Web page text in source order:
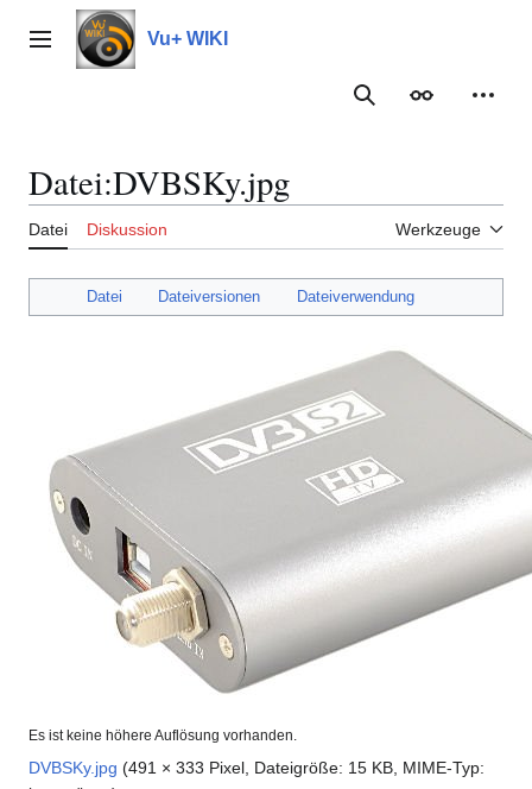
Inhalt
springenHauptmenü Vu+ WIKI
Suche
Datei:DVBSKy.jpg
Datei Diskussion Werkzeuge
Datei Dateiversionen Dateiverwendung
Es ist keine höhere Auflösung vorhanden.
DVBSKy.jpg (491 × 333 Pixel, Dateigröße: 15 KB, MIME-Typ: